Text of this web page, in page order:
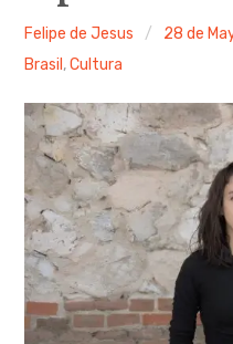
Felipe de Jesus 28 de
Brasil ,Cultura